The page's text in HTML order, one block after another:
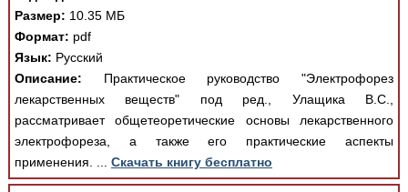
Размер: 10.35 МБ
Формат: pdf
Язык: Русский
Описание: Практическое руководство "Электрофорез
лекарственных веществ" под ред., Улащика В.С.,
рассматривает общетеоретические основы лекарственного
электрофореза, а также его практические аспекты
применения. ... Скачать книгу бесплатно